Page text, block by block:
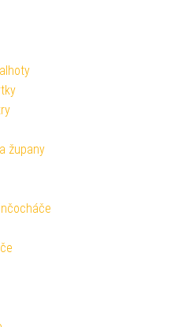
župany